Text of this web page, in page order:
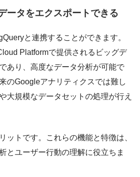
ータをエクスポートできる
と連携することができます。
Platformで提供されるビッグデ
あり、高度なデータ分析が可能で
のGoogleアナリティクスでは難し
大規模なデータセットの処理が行え
ットです。これらの機能と特徴は、
とユーザー行動の理解に役立ちま